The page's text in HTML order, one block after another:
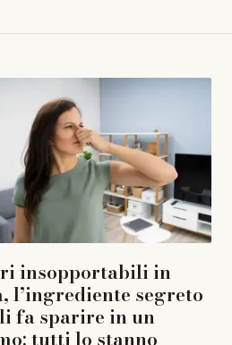
insopportabili in
l’ingrediente segreto
fa sparire in un
tutti lo stanno